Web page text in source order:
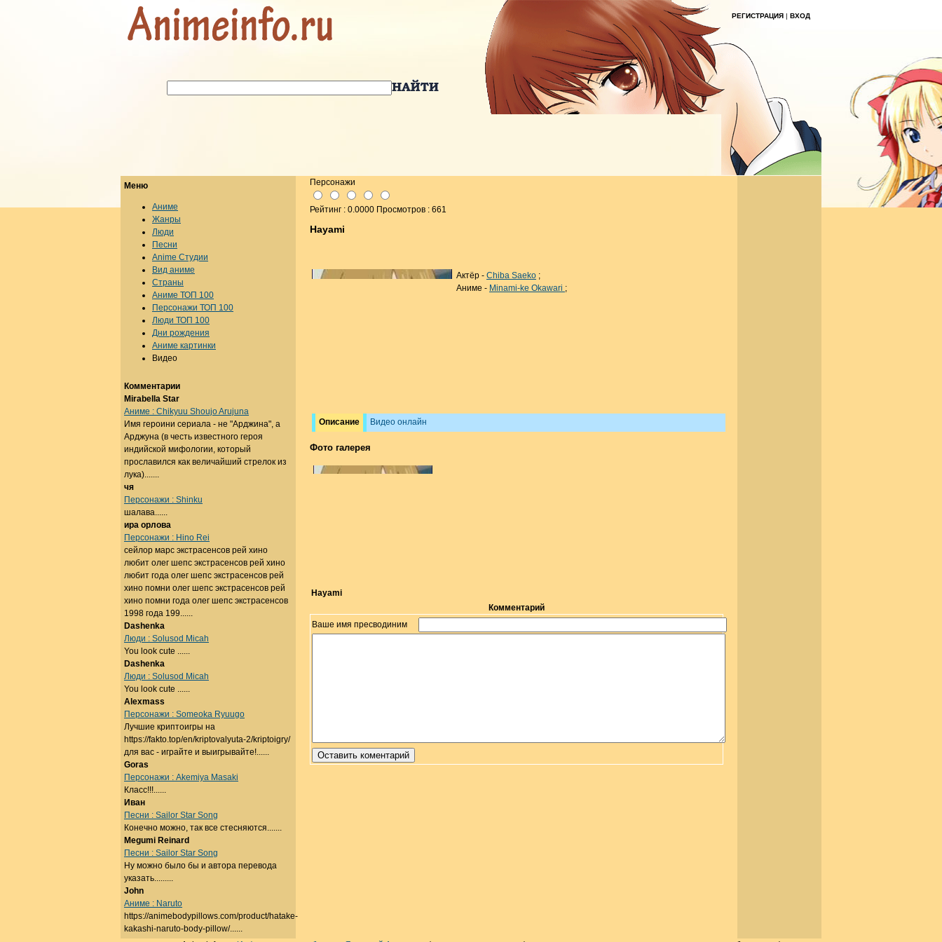
РЕГИСТРАЦИЯ | ВХОД
Персонажи
Рейтинг : 0.0000 Просмотров : 661
Hayami
Актёр - Chiba Saeko ;
Аниме - Minami-ke Okawari ;
Описание Видео онлайн
Фото галерея
Hayami
Комментарий
Ваше имя пресводиним
Меню
Аниме
Жанры
Люди
Песни
Anime Студии
Вид аниме
Страны
Аниме ТОП 100
Персонажи ТОП 100
Люди ТОП 100
Дни рождения
Аниме картинки
Видео
Комментарии
Mirabella Star
Аниме : Chikyuu Shoujo Arujuna
Имя героини сериала - не "Арджина", а
Арджуна (в честь известного героя
индийской мифологии, который
прославился как величайший стрелок из
лука).......
чя
Персонажи : Shinku
шалава......
ира орлова
Персонажи : Hino Rei
сейлор марс экстрасенсов рей хино
любит олег шепс экстрасенсов рей хино
любит года олег шепс экстрасенсов рей
хино помни олег шепс экстрасенсов рей
хино помни года олег шепс экстрасенсов
1998 года 199......
Dashenka
Люди : Solusod Micah
You look cute ......
Dashenka
Люди : Solusod Micah
You look cute ......
Alexmass
Персонажи : Someoka Ryuugo
Лучшие криптоигры на
https://fakto.top/en/kriptovalyuta-2/kriptoigry/
для вас - играйте и выигрывайте!......
Goras
Персонажи : Akemiya Masaki
Класс!!!......
Иван
Песни : Sailor Star Song
Конечно можно, так все стесняются.......
Megumi Reinard
Песни : Sailor Star Song
Ну можно было бы и автора перевода
указать.........
John
Аниме : Naruto
https://animebodypillows.com/product/hatake-
kakashi-naruto-body-pillow/......